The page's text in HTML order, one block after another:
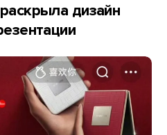
дизайн